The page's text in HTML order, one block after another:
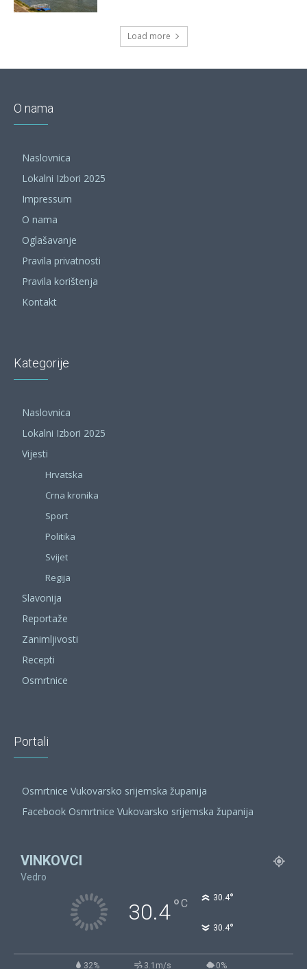
Load more
O nama
Naslovnica
Lokalni Izbori 2025
Impressum
O nama
Oglašavanje
Pravila privatnosti
Pravila korištenja
Kontakt
Kategorije
Naslovnica
Lokalni Izbori 2025
Vijesti
Hrvatska
Crna kronika
Sport
Politika
Svijet
Regija
Slavonija
Reportaže
Zanimljivosti
Recepti
Osmrtnice
Portali
Osmrtnice Vukovarsko srijemska županija
Facebook Osmrtnice Vukovarsko srijemska županija
VINKOVCI
Vedro
30.4°C 30.4°
30.4°
32% 3.1m/s 0%